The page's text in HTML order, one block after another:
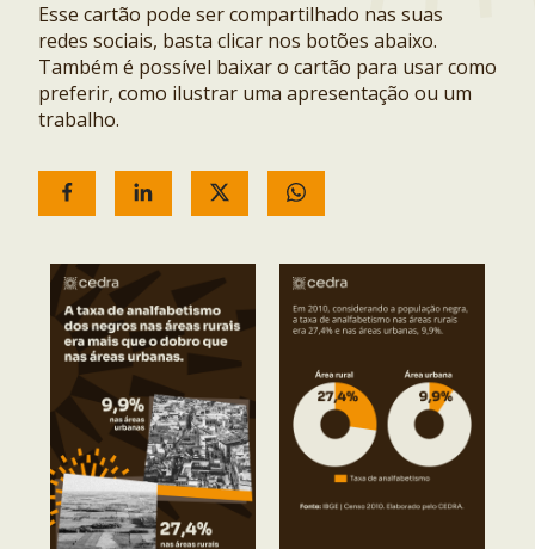
Esse cartão pode ser compartilhado nas suas
redes sociais, basta clicar nos botões abaixo.
Também é possível baixar o cartão para usar como
preferir, como ilustrar uma apresentação ou um
trabalho.